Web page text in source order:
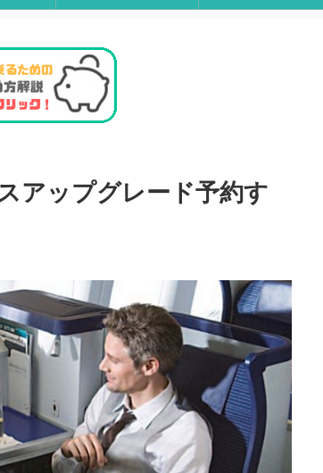
アップグレード予約す